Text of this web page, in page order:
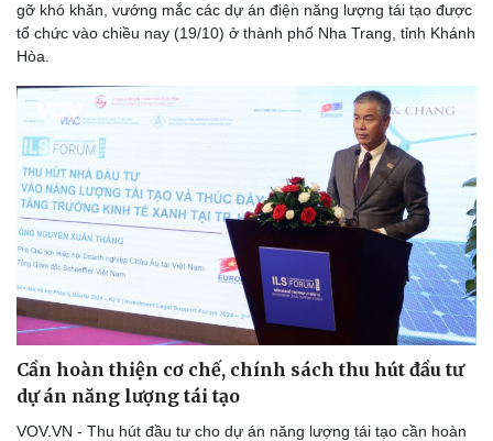
Thể thao
Bóng đá
Lịch thi đấu bóng đá
Thế giới thể thao
eSports
Hậu trường
Ô tô - Xe máy
Ô tô
Xe máy
Tư vấn
gỡ khó khăn, vướng mắc các dự án điện năng lượng tái tạo được
tổ chức vào chiều nay (19/10) ở thành phố Nha Trang, tỉnh Khánh
Hòa.
Cần hoàn thiện cơ chế, chính sách thu hút đầu tư
dự án năng lượng tái tạo
VOV.VN - Thu hút đầu tư cho dự án năng lượng tái tạo cần hoàn